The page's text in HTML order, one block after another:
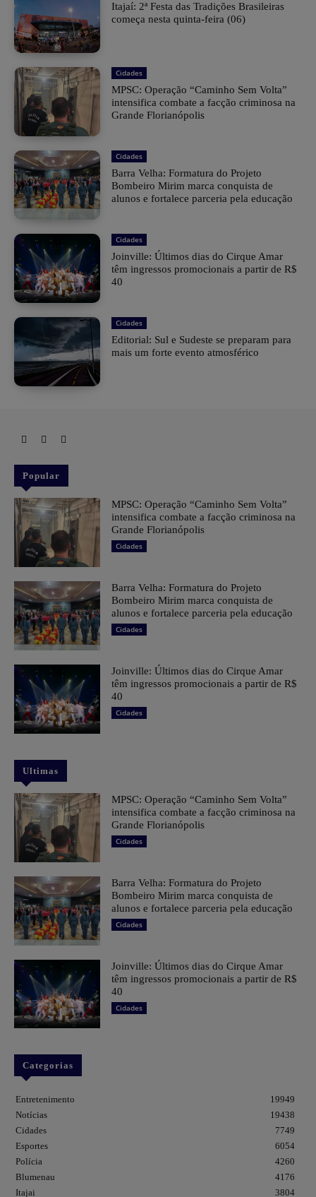
​Itajaí: 2ª Festa das Tradições Brasileiras
começa nesta quinta-feira (06)
Cidades
MPSC: Operação “Caminho Sem Volta”
intensifica combate a facção criminosa na
Grande Florianópolis
Cidades
Barra Velha: Formatura do Projeto
Bombeiro Mirim marca conquista de
alunos e fortalece parceria pela educação
Cidades
Joinville: Últimos dias do Cirque Amar
têm ingressos promocionais a partir de R$
40
Cidades
Editorial: Sul e Sudeste se preparam para
mais um forte evento atmosférico
Popular
MPSC: Operação “Caminho Sem Volta”
intensifica combate a facção criminosa na
Grande Florianópolis
Cidades
Barra Velha: Formatura do Projeto
Bombeiro Mirim marca conquista de
alunos e fortalece parceria pela educação
Cidades
Joinville: Últimos dias do Cirque Amar
têm ingressos promocionais a partir de R$
40
Cidades
Ultimas
MPSC: Operação “Caminho Sem Volta”
intensifica combate a facção criminosa na
Grande Florianópolis
Cidades
Barra Velha: Formatura do Projeto
Bombeiro Mirim marca conquista de
alunos e fortalece parceria pela educação
Cidades
Joinville: Últimos dias do Cirque Amar
têm ingressos promocionais a partir de R$
40
Cidades
Categorias
Entretenimento
19949
Notícias
19438
Cidades
7749
Esportes
6054
Polícia
4260
Blumenau
4176
Itajai
3804